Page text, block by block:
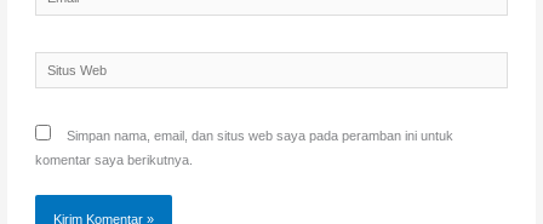
Situs
Web
Simpan nama, email, dan situs web saya pada peramban ini untuk
komentar saya berikutnya.